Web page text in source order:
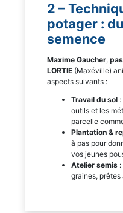
2 –
potager :
semence
Maxime Gaucher,
LORTIE (Maxéville)
aspects suivants :
Travail du sol
outils et les
parcelle
Plantation &
à pas pour
vos jeunes
Atelier semis
graines, prêtes